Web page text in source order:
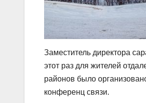
Заместитель директора
этот раз для жителей
районов было
конференц связи.